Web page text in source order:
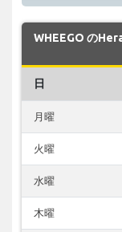
WHEEGO の
日
月曜
火曜
水曜
木曜